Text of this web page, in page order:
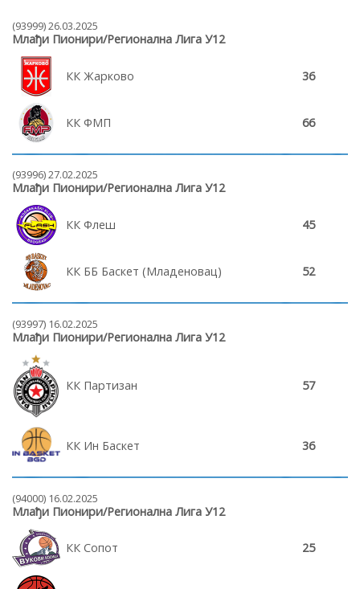
(93999) 26.03.2025
Млађи Пионири/Регионална Лига У12
КК Жарково 36
КК ФМП 66
(93996) 27.02.2025
Млађи Пионири/Регионална Лига У12
КК Флеш 45
КК ББ Баскет (Младеновац) 52
(93997) 16.02.2025
Млађи Пионири/Регионална Лига У12
КК Партизан 57
КК Ин Баскет 36
(94000) 16.02.2025
Млађи Пионири/Регионална Лига У12
КК Сопот 25